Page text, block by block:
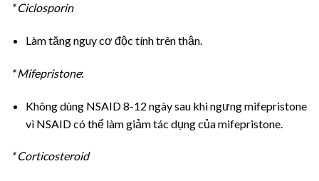
* Ciclosporin
Làm tăng nguy cơ độc tính trên thận.
* Mifepristone:
Không dùng NSAID 8-12 ngày sau khi ngưng mifepristone
vì NSAID có thể làm giảm tác dụng của mifepristone.
* Corticosteroid